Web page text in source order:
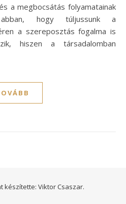
a megbocsátás folyamatainak
hogy túljussunk a
a szereposztás fogalma is
hiszen a társadalomban
készítette: Viktor Csaszar.